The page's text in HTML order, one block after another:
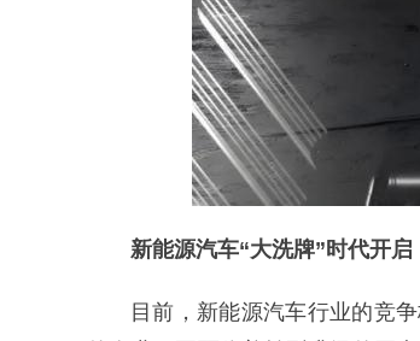
新能源汽车“大洗牌”时代开启
目前，新能源汽车行业的竞